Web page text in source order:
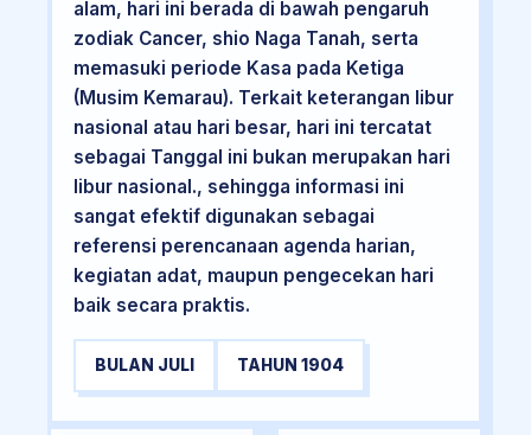
alam, hari ini berada di bawah pengaruh
zodiak Cancer, shio Naga Tanah, serta
memasuki periode Kasa pada Ketiga
(Musim Kemarau). Terkait keterangan libur
nasional atau hari besar, hari ini tercatat
sebagai Tanggal ini bukan merupakan hari
libur nasional., sehingga informasi ini
sangat efektif digunakan sebagai
referensi perencanaan agenda harian,
kegiatan adat, maupun pengecekan hari
baik secara praktis.
BULAN JULI TAHUN 1904